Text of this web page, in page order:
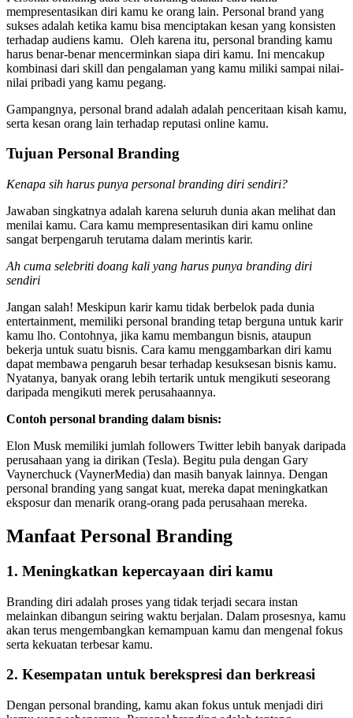
mempresentasikan diri kamu ke orang lain. Personal brand yang
sukses adalah ketika kamu bisa menciptakan kesan yang konsisten
terhadap audiens kamu. Oleh karena itu, personal branding kamu
harus benar-benar mencerminkan siapa diri kamu. Ini mencakup
kombinasi dari skill dan pengalaman yang kamu miliki sampai nilai-
nilai pribadi yang kamu pegang.
Gampangnya, personal brand adalah adalah penceritaan kisah kamu,
serta kesan orang lain terhadap reputasi online kamu.
Tujuan Personal Branding
Kenapa sih harus punya personal branding diri sendiri?
Jawaban singkatnya adalah karena seluruh dunia akan melihat dan
menilai kamu. Cara kamu mempresentasikan diri kamu online
sangat berpengaruh terutama dalam merintis karir.
Ah cuma selebriti doang kali yang harus punya branding diri
sendiri
Jangan salah! Meskipun karir kamu tidak berbelok pada dunia
entertainment, memiliki personal branding tetap berguna untuk karir
kamu lho. Contohnya, jika kamu membangun bisnis, ataupun
bekerja untuk suatu bisnis. Cara kamu menggambarkan diri kamu
dapat membawa pengaruh besar terhadap kesuksesan bisnis kamu.
Nyatanya, banyak orang lebih tertarik untuk mengikuti seseorang
daripada mengikuti merek perusahaannya.
Contoh personal branding dalam bisnis:
Elon Musk memiliki jumlah followers Twitter lebih banyak daripada
perusahaan yang ia dirikan (Tesla). Begitu pula dengan Gary
Vaynerchuck (VaynerMedia) dan masih banyak lainnya. Dengan
personal branding yang sangat kuat, mereka dapat meningkatkan
eksposur dan menarik orang-orang pada perusahaan mereka.
Manfaat Personal Branding
1. Meningkatkan kepercayaan diri kamu
Branding diri adalah proses yang tidak terjadi secara instan
melainkan dibangun seiring waktu berjalan. Dalam prosesnya, kamu
akan terus mengembangkan kemampuan kamu dan mengenal fokus
serta kekuatan terbesar kamu.
2. Kesempatan untuk berekspresi dan berkreasi
Dengan personal branding, kamu akan fokus untuk menjadi diri